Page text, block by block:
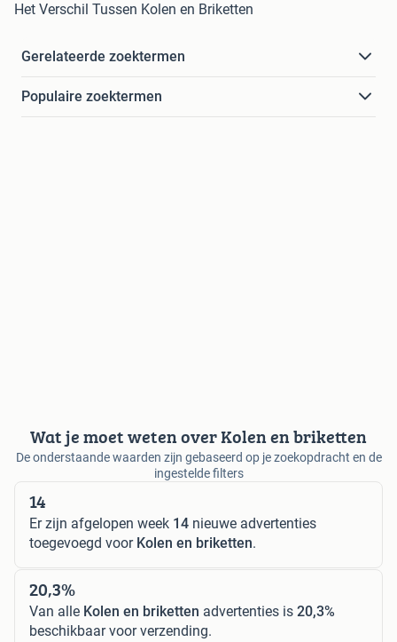
Het Verschil Tussen Kolen en Briketten
Gerelateerde zoektermen
Populaire zoektermen
Wat je moet weten over Kolen en briketten
De onderstaande waarden zijn gebaseerd op je zoekopdracht en de
ingestelde filters
14
Er zijn afgelopen week 14 nieuwe advertenties
toegevoegd voor Kolen en briketten.
20,3%
Van alle Kolen en briketten advertenties is 20,3%
beschikbaar voor verzending.